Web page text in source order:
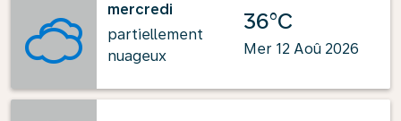
mercredi
partiellement
nuageux
36°C
Mer 12 Aoû 2026